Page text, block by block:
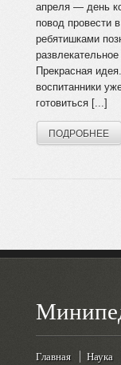
апреля — день
повод провести
ребятишками
Прекрасная
воспитанники
готовиться [...]
ПОДРОБНЕЕ
Главная Наука